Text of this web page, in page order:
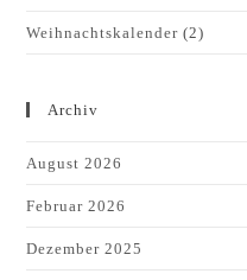
Weihnachtskalender (2)
Archiv
August 2026
Februar 2026
Dezember 2025